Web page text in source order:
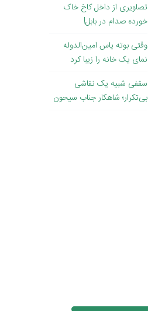
تصاویری از داخل کاخ خاک
‌خورده صدام در بابل!
وقتی بوته یاس امین‌الدوله
نمای یک خانه را زیبا کرد
سقفی شبیه یک نقاشی
بی‌تکرار؛ شاهکار جناب سیحون